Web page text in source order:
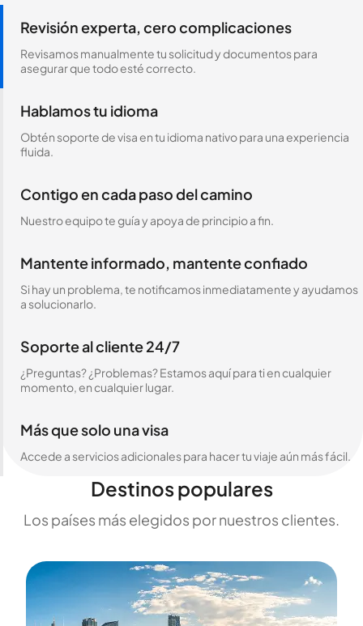
Revisión experta, cero complicaciones
Revisamos manualmente tu solicitud y documentos para
asegurar que todo esté correcto.
Hablamos tu idioma
Obtén soporte de visa en tu idioma nativo para una experiencia
fluida.
Contigo en cada paso del camino
Nuestro equipo te guía y apoya de principio a fin.
Mantente informado, mantente confiado
Si hay un problema, te notificamos inmediatamente y ayudamos
a solucionarlo.
Soporte al cliente 24/7
¿Preguntas? ¿Problemas? Estamos aquí para ti en cualquier
momento, en cualquier lugar.
Más que solo una visa
Accede a servicios adicionales para hacer tu viaje aún más fácil.
Destinos populares
Los países más elegidos por nuestros clientes.